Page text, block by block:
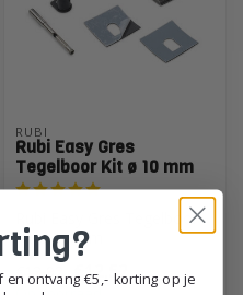
RUBI
Rubi Easy Gres
Tegelboor Kit ø 10 mm
Rubi Easy Gres Tegelboor
Kit ø 10 mm
€13,92 €12,52
en ontvang €5,- korting op je